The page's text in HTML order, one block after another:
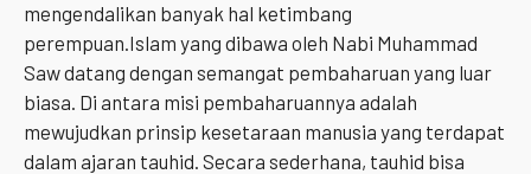
mengendalikan banyak hal ketimbang
perempuan.Islam yang dibawa oleh Nabi Muhammad
Saw datang dengan semangat pembaharuan yang luar
biasa. Di antara misi pembaharuannya adalah
mewujudkan prinsip kesetaraan manusia yang terdapat
dalam ajaran tauhid. Secara sederhana, tauhid bisa